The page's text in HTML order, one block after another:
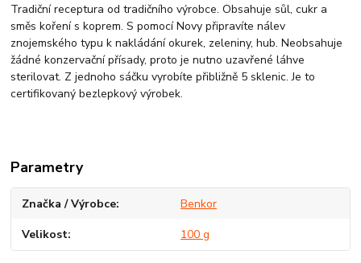
Tradiční receptura od tradičního výrobce. Obsahuje sůl, cukr a
směs koření s koprem. S pomocí Novy připravíte nálev
znojemského typu k nakládání okurek, zeleniny, hub. Neobsahuje
žádné konzervační přísady, proto je nutno uzavřené láhve
sterilovat. Z jednoho sáčku vyrobíte přibližně 5 sklenic. Je to
certifikovaný bezlepkový výrobek.
Parametry
Značka / Výrobce Benkor
Velikost 100 g